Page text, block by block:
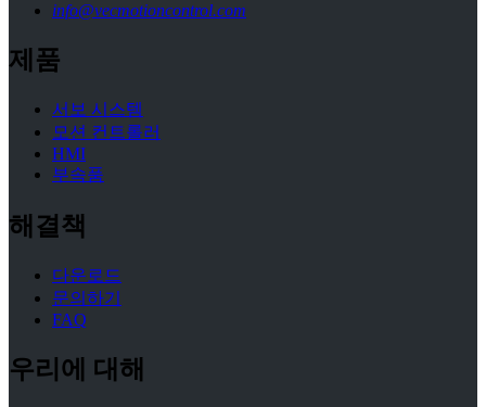
info@vecmotioncontrol.com
제품
서보 시스템
모션 컨트롤러
HMI
부속품
해결책
다운로드
문의하기
FAQ
우리에 대해